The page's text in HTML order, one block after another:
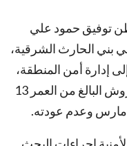
توفيق حمود علي
الحارث الشرقية،
إلى إدارة أمن المنطقة،
أفاد فيه بفقدان ابنه غسان توفيق حروش البالغ من العمر 13